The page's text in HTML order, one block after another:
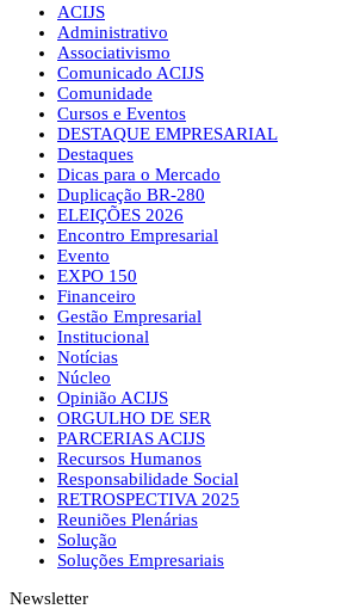
ACIJS
Administrativo
Associativismo
Comunicado ACIJS
Comunidade
Cursos e Eventos
DESTAQUE EMPRESARIAL
Destaques
Dicas para o Mercado
Duplicação BR-280
ELEIÇÕES 2026
Encontro Empresarial
Evento
EXPO 150
Financeiro
Gestão Empresarial
Institucional
Notícias
Núcleo
Opinião ACIJS
ORGULHO DE SER
PARCERIAS ACIJS
Recursos Humanos
Responsabilidade Social
RETROSPECTIVA 2025
Reuniões Plenárias
Solução
Soluções Empresariais
Newsletter